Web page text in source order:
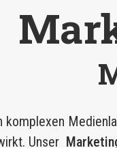
komplexen
Unser